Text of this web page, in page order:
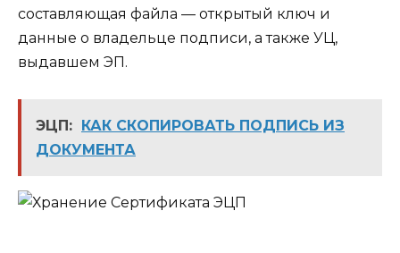
составляющая файла — открытый ключ и
данные о владельце подписи, а также УЦ,
выдавшем ЭП.
ЭЦП: КАК СКОПИРОВАТЬ ПОДПИСЬ ИЗ
ДОКУМЕНТА